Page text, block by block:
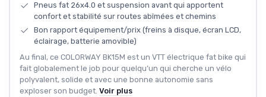
Pneus fat 26x4.0 et suspension avant qui apportent
confort et stabilité sur routes abîmées et chemins
Bon rapport équipement/prix (freins à disque, écran LCD,
éclairage, batterie amovible)
Au final, ce COLORWAY BK15M est un VTT électrique fat bike qui
fait globalement le job pour quelqu’un qui cherche un vélo
polyvalent, solide et avec une bonne autonomie sans
exploser son budget. Voir plus